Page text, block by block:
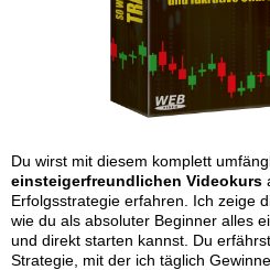
Du wirst mit diesem komplett
einsteigerfreundlichen Videokurs
Erfolgsstrategie erfahren. Ich zeige
wie du als absoluter Beginner alles
und direkt starten kannst. Du
Strategie, mit der ich täglich